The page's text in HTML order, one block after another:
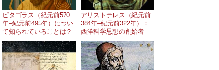
ピタゴラス（紀元前570
年–紀元前495年）につい
て知られていることは？
アリストテレス（紀元前
384年–紀元前322年）：
西洋科学思想の創始者